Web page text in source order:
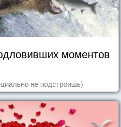
моментов
не подстроишь)